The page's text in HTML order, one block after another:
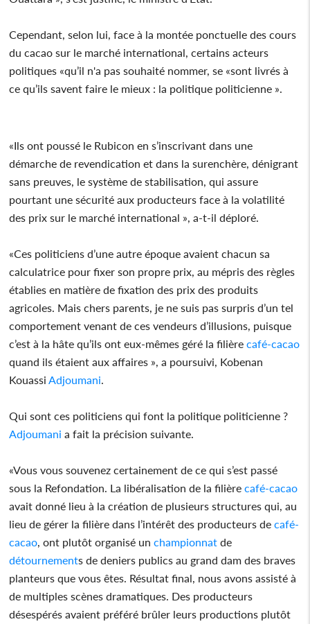
Cependant, selon lui, face à la montée ponctuelle des cours
du cacao sur le marché international, certains acteurs
politiques «qu’il n'a pas souhaité nommer, se «sont livrés à
ce qu’ils savent faire le mieux : la politique politicienne ».
«Ils ont poussé le Rubicon en s’inscrivant dans une
démarche de revendication et dans la surenchère, dénigrant
sans preuves, le système de stabilisation, qui assure
pourtant une sécurité aux producteurs face à la volatilité
des prix sur le marché international », a-t-il déploré.
«Ces politiciens d’une autre époque avaient chacun sa
calculatrice pour fixer son propre prix, au mépris des règles
établies en matière de fixation des prix des produits
agricoles. Mais chers parents, je ne suis pas surpris d’un tel
comportement venant de ces vendeurs d’illusions, puisque
c’est à la hâte qu’ils ont eux-mêmes géré la filière café-cacao
quand ils étaient aux affaires », a poursuivi, Kobenan
Kouassi Adjoumani
Qui sont ces politiciens qui font la politique politicienne ?
Adjoumani a fait la précision suivante.
«Vous vous souvenez certainement de ce qui s’est passé
sous la Refondation. La libéralisation de la filière café-cacao
avait donné lieu à la création de plusieurs structures qui, au
lieu de gérer la filière dans l’intérêt des producteurs de café-
cacao , ont plutôt organisé un championnat de
détournements de deniers publics au grand dam des braves
planteurs que vous êtes. Résultat final, nous avons assisté à
de multiples scènes dramatiques. Des producteurs
désespérés avaient préféré brûler leurs productions plutôt